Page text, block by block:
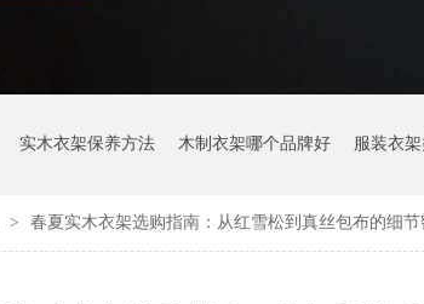
实木衣架保养方法 木制衣架哪个品牌好 服装衣
> 春夏实木衣架选购指南：从红雪松到真丝包布的细节